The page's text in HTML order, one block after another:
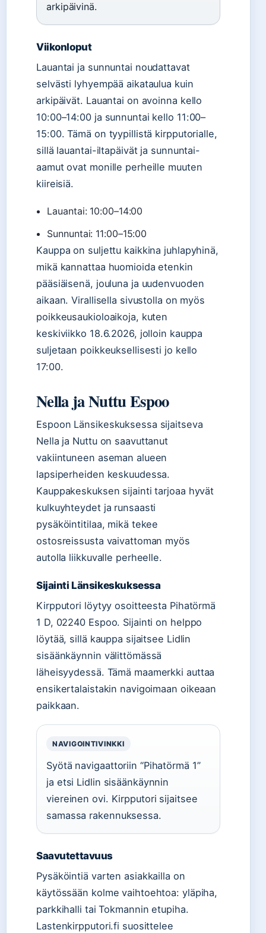
arkipäivinä.
Viikonloput
Lauantai ja sunnuntai noudattavat
selvästi lyhyempää aikataulua kuin
arkipäivät. Lauantai on avoinna kello
10:00–14:00 ja sunnuntai kello 11:00–
15:00. Tämä on tyypillistä kirpputorialle,
sillä lauantai-iltapäivät ja sunnuntai-
aamut ovat monille perheille muuten
kiireisiä.
Lauantai: 10:00–14:00
Sunnuntai: 11:00–15:00
Kauppa on suljettu kaikkina juhlapyhinä,
mikä kannattaa huomioida etenkin
pääsiäisenä, jouluna ja uudenvuoden
aikaan. Virallisella sivustolla on myös
poikkeusaukioloaikoja, kuten
keskiviikko 18.6.2026, jolloin kauppa
suljetaan poikkeuksellisesti jo kello
17:00.
Nella ja Nuttu Espoo
Espoon Länsikeskuksessa sijaitseva
Nella ja Nuttu on saavuttanut
vakiintuneen aseman alueen
lapsiperheiden keskuudessa.
Kauppakeskuksen sijainti tarjoaa hyvät
kulkuyhteydet ja runsaasti
pysäköintitilaa, mikä tekee
ostosreissusta vaivattoman myös
autolla liikkuvalle perheelle.
Sijainti Länsikeskuksessa
Kirpputori löytyy osoitteesta Pihatörmä
1 D, 02240 Espoo. Sijainti on helppo
löytää, sillä kauppa sijaitsee Lidlin
sisäänkäynnin välittömässä
läheisyydessä. Tämä maamerkki auttaa
ensikertalaistakin navigoimaan oikeaan
paikkaan.
NAVIGOINTIVINKKI
Syötä navigaattoriin “Pihatörmä 1”
ja etsi Lidlin sisäänkäynnin
viereinen ovi. Kirpputori sijaitsee
samassa rakennuksessa.
Saavutettavuus
Pysäköintiä varten asiakkailla on
käytössään kolme vaihtoehtoa: yläpiha,
parkkihalli tai Tokmannin etupiha.
Lastenkirpputori.fi suosittelee